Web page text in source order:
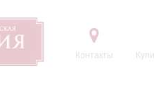
Контакты